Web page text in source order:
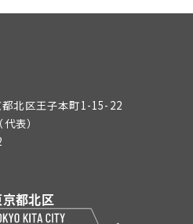
北区王子本町1-15-22
（代表）